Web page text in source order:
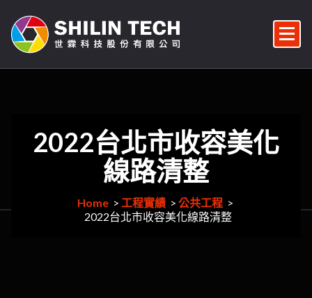
content
2022台北市收容美化
線路清整
Home> 工程實績> 公共工程>
2022台北市收容美化線路清整